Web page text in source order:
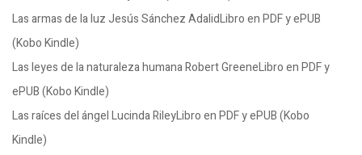
Las armas de la luz Jesús Sánchez AdalidLibro en PDF y ePUB
(Kobo Kindle)
Las leyes de la naturaleza humana Robert GreeneLibro en PDF y
ePUB (Kobo Kindle)
Las raíces del ángel Lucinda RileyLibro en PDF y ePUB (Kobo
Kindle)